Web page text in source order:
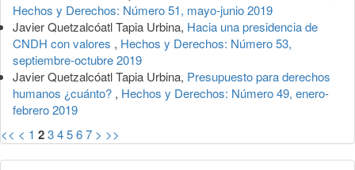
Hechos y Derechos: Número 51, mayo-junio 2019
Javier Quetzalcóatl Tapia Urbina, Hacia una presidencia de
CNDH con valores , Hechos y Derechos: Número 53,
septiembre-octubre 2019
Javier Quetzalcóatl Tapia Urbina, Presupuesto para derechos
humanos ¿cuánto? , Hechos y Derechos: Número 49, enero-
febrero 2019
<< < 1 234567 > >>